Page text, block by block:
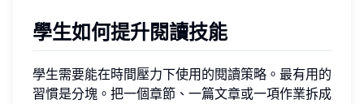
學生如何提升閱讀技能
學生需要能在時間壓力下使用的閱讀策略。最有用的
習慣是分塊。把一個章節、一篇文章或一項作業拆成